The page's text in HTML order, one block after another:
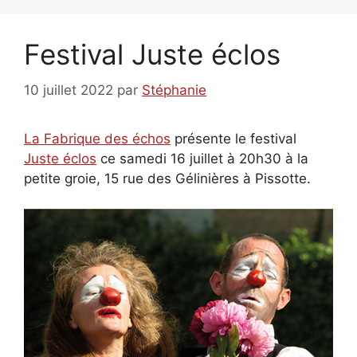
Festival Juste éclos
10 juillet 2022 par Stéphanie
La Fabrique des échos présente le festival
Juste éclos ce samedi 16 juillet à 20h30 à la
petite groie, 15 rue des Gélinières à Pissotte.